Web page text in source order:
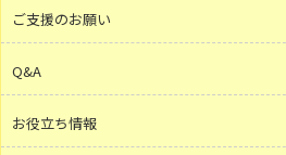
ご支援のお願い
Q&A
お役立ち情報